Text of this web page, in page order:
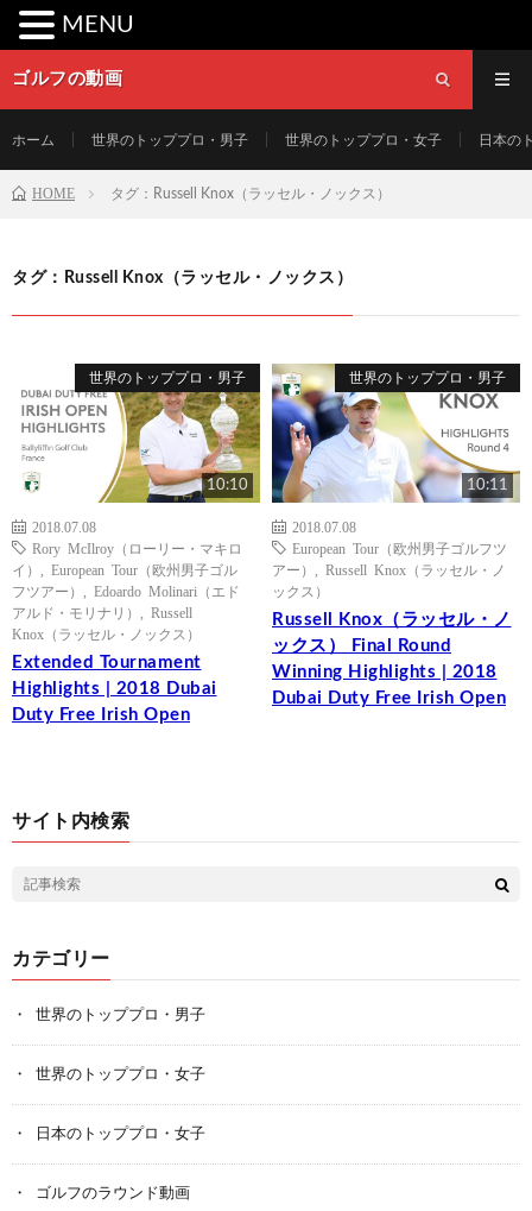
ゴルフの動画
ホーム 世界のトッププロ・男子 世界のトッププロ・女子 日本の
HOME タグ：Russell Knox（ラッセル・ノックス）
タグ：Russell Knox（ラッセル・ノックス）
世界のトッププロ・男子
10:10
2018.07.08
Rory McIlroy（ローリー・マキロ
イ）
European Tour（欧州男子ゴル
フツアー）
Edoardo Molinari（エド
アルド・モリナリ）
Russell
Knox（ラッセル・ノックス）
Extended Tournament
Highlights | 2018 Dubai
Duty Free Irish Open
世界のトッププロ・男子
10:11
2018.07.08
European Tour（欧州男子ゴルフツ
アー）
Russell Knox（ラッセル・ノ
ックス）
Russell Knox（ラッセル・ノ
ックス） Final Round
Winning Highlights | 2018
Dubai Duty Free Irish Open
サイト内検索
カテゴリー
世界のトッププロ・男子
世界のトッププロ・女子
日本のトッププロ・女子
ゴルフのラウンド動画
MENU